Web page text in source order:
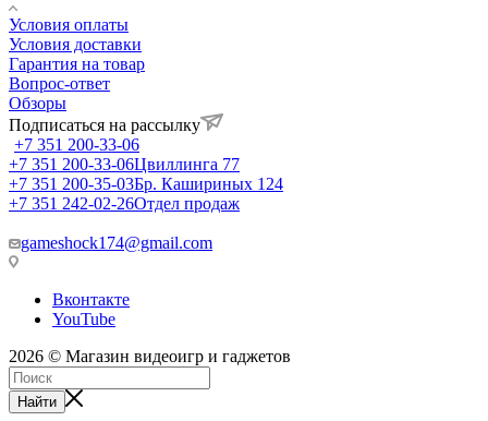
Условия оплаты
Условия доставки
Гарантия на товар
Вопрос-ответ
Обзоры
Подписаться на рассылку
+7 351 200-33-06
+7 351 200-33-06Цвиллинга 77
+7 351 200-35-03Бр. Кашириных 124
+7 351 242-02-26Отдел продаж
gameshock174@gmail.com
Вконтакте
YouTube
2026 © Магазин видеоигр и гаджетов
Найти